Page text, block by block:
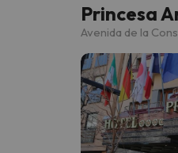
Esquí
Princesa
Avenida de la